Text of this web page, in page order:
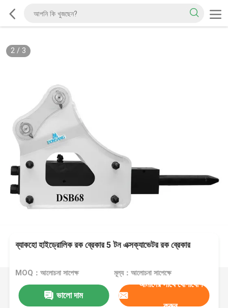
2/ 3
ব্যাকহো হাইড্রোলিক রক ব্রেকার 5 টন এক্সক্যাভেটর রক ব্রেকার
MOQ：আলোচনা সাপেক্ষ মূল্য：আলোচনা সাপেক্ষে
ভালো দাম
আমাদের সাথে যোগাযোগ